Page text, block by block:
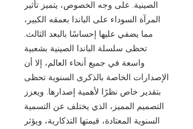
الصينية. على وجه الخصوص، يتميز تأثير
المرآة السوداء على الباندا بعمقه الكبير،
مما يضفي عليها إحساسًا بالبعد الثالث.
تحظى سلسلة الباندا الصينية بشعبية
واسعة في جميع أنحاء العالم، إلا أن
الإصدارات الخاصة بالذكرى السنوية تحظى
بتقدير خاص نظرًا لأهمية إصدارها. ويعزز
التصميم المميز، الذي يختلف عن التسمية
السنوية المعتادة، قيمتها التذكارية، ويؤثر